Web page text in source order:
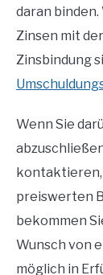
daran binden.
Zinsen mit
Zinsbindung
Wenn Sie
kontaktieren,
preiswerten
bekommen
Wunsch von
möglich in